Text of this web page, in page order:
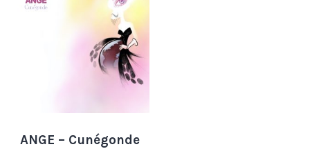
ANGE – Cunégonde